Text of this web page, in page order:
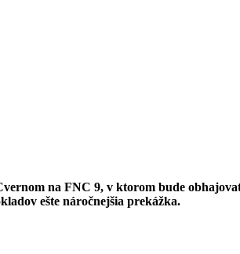
na FNC 9, v ktorom bude
ešte náročnejšia prekážka.